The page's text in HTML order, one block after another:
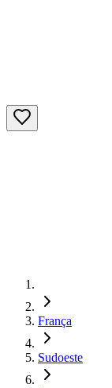
França
Sudoeste